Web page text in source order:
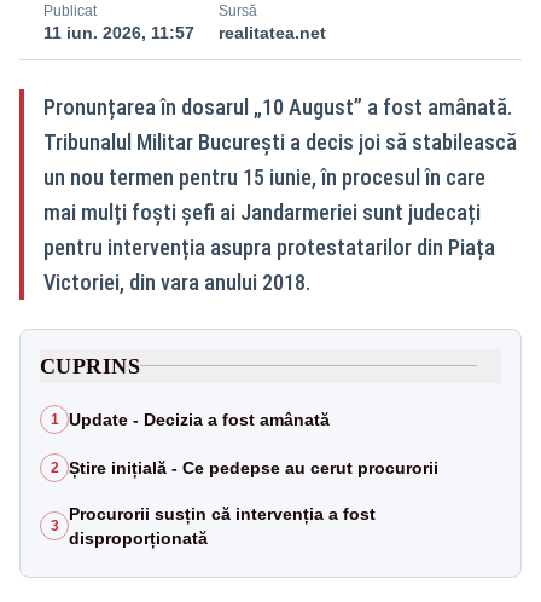
Publicat
11 iun. 2026, 11:57
Sursă
realitatea.net
Pronunțarea în dosarul „10 August” a fost amânată.
Tribunalul Militar București a decis joi să stabilească
un nou termen pentru 15 iunie, în procesul în care
mai mulți foști șefi ai Jandarmeriei sunt judecați
pentru intervenția asupra protestatarilor din Piața
Victoriei, din vara anului 2018.
CUPRINS
1 Update - Decizia a fost amânată
2 Știre inițială - Ce pedepse au cerut procurorii
3
Procurorii susțin că intervenția a fost
disproporționată